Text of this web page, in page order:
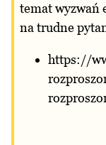
temat wyzwań
na trudne
https://